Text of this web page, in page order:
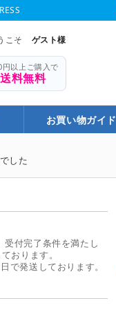
こそ ゲスト様
円以上ご購入で
料無料
お買い物ガイド
した
付完了条件を満たし
おります。
で発送しております。